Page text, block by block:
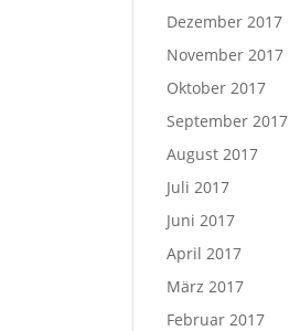
Dezember 2017
November 2017
Oktober 2017
September 2017
August 2017
Juli 2017
Juni 2017
April 2017
März 2017
Februar 2017